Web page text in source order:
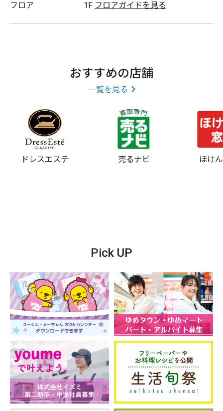
フロア 1F フロアガイドを見る
おすすめの店舗
一覧を見る
ドレスエステ 売るナビ ほけ
Pick UP